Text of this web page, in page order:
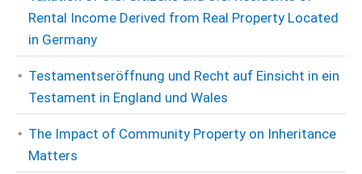
Rental Income Derived from Real Property Located
in Germany
Testamentseröffnung und Recht auf Einsicht in ein
Testament in England und Wales
The Impact of Community Property on Inheritance
Matters